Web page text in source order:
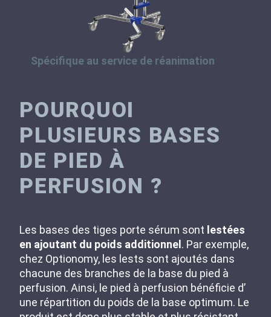
Spécifique au service de réanimation
POURQUOI
PLUSIEURS BASES
DE PIED À
PERFUSION ?
Les bases des tiges porte sérum sont lestées
en ajoutant du poids additionnel . Par exemple,
chez Optionomy, les lests sont ajoutés dans
chacune des branches de la base du pied à
perfusion. Ainsi, le pied à perfusion bénéficie d’
une répartition du poids de la base optimum. Le